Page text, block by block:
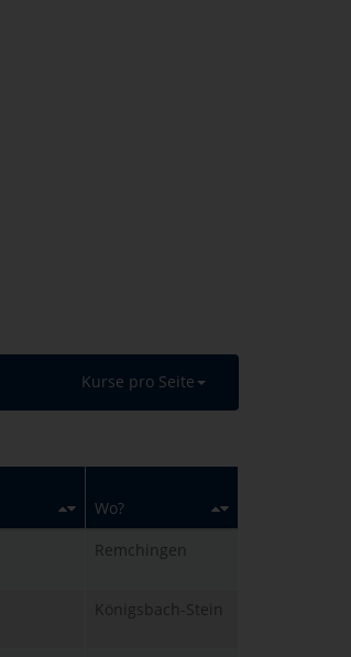
Kurse pro Seite
Wo?
Remchingen
Königsbach-Stein